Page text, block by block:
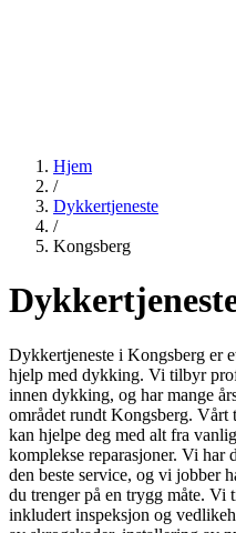
Hjem
/
Dykkertjeneste
/
Kongsberg
Dykkertjeneste i Kongsberg er
hjelp med dykking. Vi tilbyr
innen dykking, og har mange
området rundt Kongsberg. Vårt
kan hjelpe deg med alt fra
komplekse reparasjoner. Vi har
den beste service, og vi jobber
du trenger på en trygg måte. Vi
inkludert inspeksjon og